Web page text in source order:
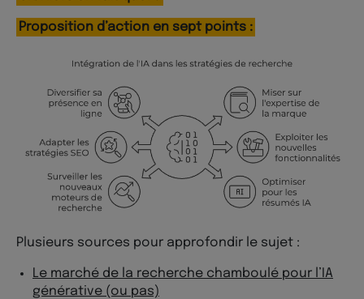
Proposition d’action en sept points :
Plusieurs sources pour approfondir le sujet :
Le marché de la recherche chamboulé pour l’IA
générative (ou pas)